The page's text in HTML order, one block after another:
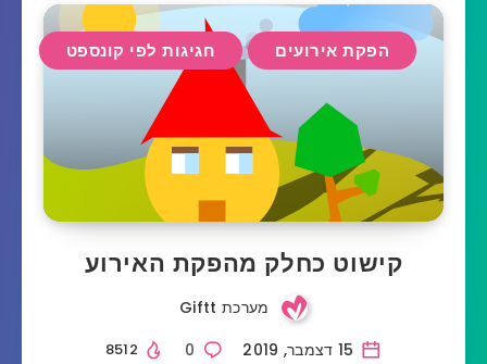
הפקת אירועים חגיגות לפי קונספט
קישוט כחלק מהפקת האירוע
מערכת Giftt
0